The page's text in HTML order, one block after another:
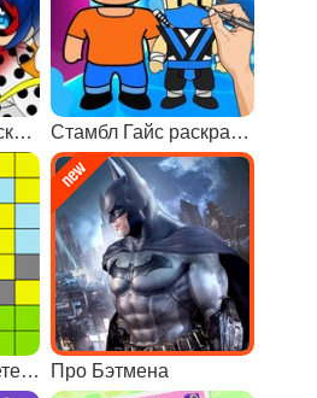
Чиби Леди Баг раскраска Стамбл Гайс раскраски
Логическая для детей 5 лет Про Бэтмена